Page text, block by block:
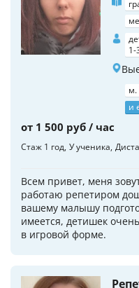
1-
м.
и
от 1 500 руб / час
Стаж 1 год У ученика
Всем привет, меня
работаю репетиром
вашему малышу
имеется, детишек
в игровой форме.